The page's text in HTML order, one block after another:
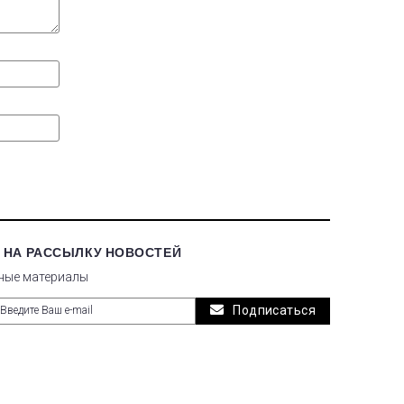
НА РАССЫЛКУ НОВОСТЕЙ
материалы
Подписаться